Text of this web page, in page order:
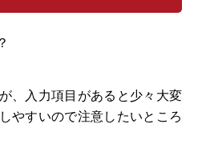
、入力項目があると少々大変
やすいので注意したいところ